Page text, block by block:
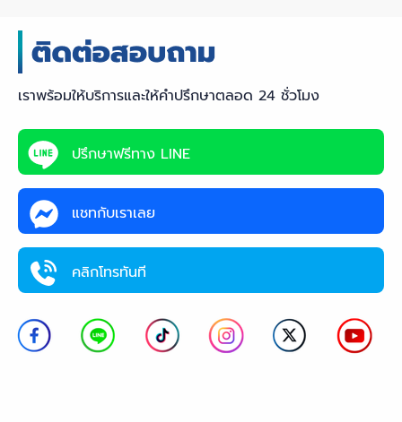
เราพร้อมให้บริการและให้คำปรึกษาตลอด 24 ชั่วโมง
ปรึกษาฟรีทาง LINE
แชทกับเราเลย
คลิกโทรทันที